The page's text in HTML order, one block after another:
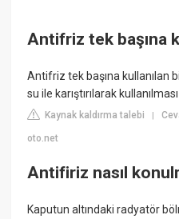
Antifriz tek başına
Antifriz tek başına kullanılan
su ile karıştırılarak
Kaynak kaldırma talebi |
oto.net
Antifiriz nasıl
Kaputun altındaki radyatör